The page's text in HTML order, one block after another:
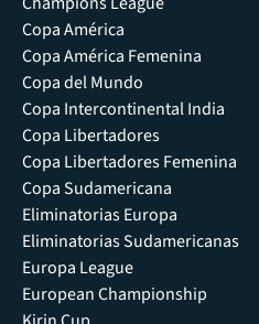
Copa América
Copa América Femenina
Copa del Mundo
Copa Intercontinental India
Copa Libertadores
Copa Libertadores Femenina
Copa Sudamericana
Eliminatorias Europa
Eliminatorias Sudamericanas
Europa League
European Championship